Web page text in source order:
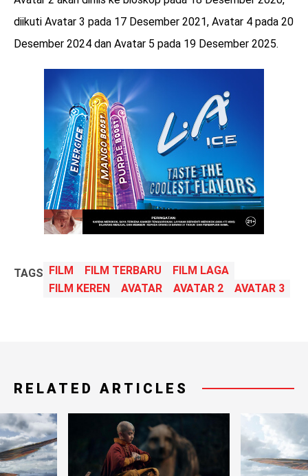
diikuti Avatar 3 pada 17 Desember 2021, Avatar 4 pada 20
Desember 2024 dan Avatar 5 pada 19 Desember 2025.
TAGS FILM FILM TERBARU
FILM LAGA
FILM KEREN
AVATAR AVATAR 2 AVATAR 3
RELATED ARTICLES